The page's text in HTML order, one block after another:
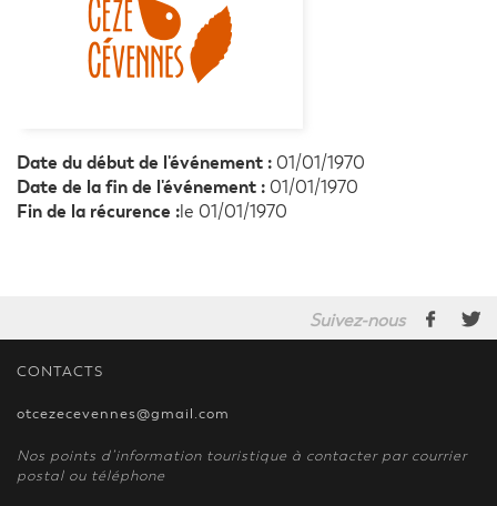
Date du début de l'événement : 01/01/1970
Date de la fin de l'événement : 01/01/1970
Fin de la récurence :le 01/01/1970
Suivez-nous
CONTACTS
otcezecevennes@gmail.com
Nos points d’information touristique à contacter par courrier
postal ou téléphone